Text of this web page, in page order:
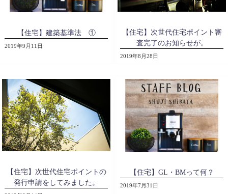
【住宅】建築基準法 ①
2019年9月11日
【住宅】次世代住宅ポイント審
査完了のお知らせが。
2019年8月28日
【住宅】次世代住宅ポイントの
発行申請をしてみました。
【住宅】GL・BMって何？
2019年7月31日